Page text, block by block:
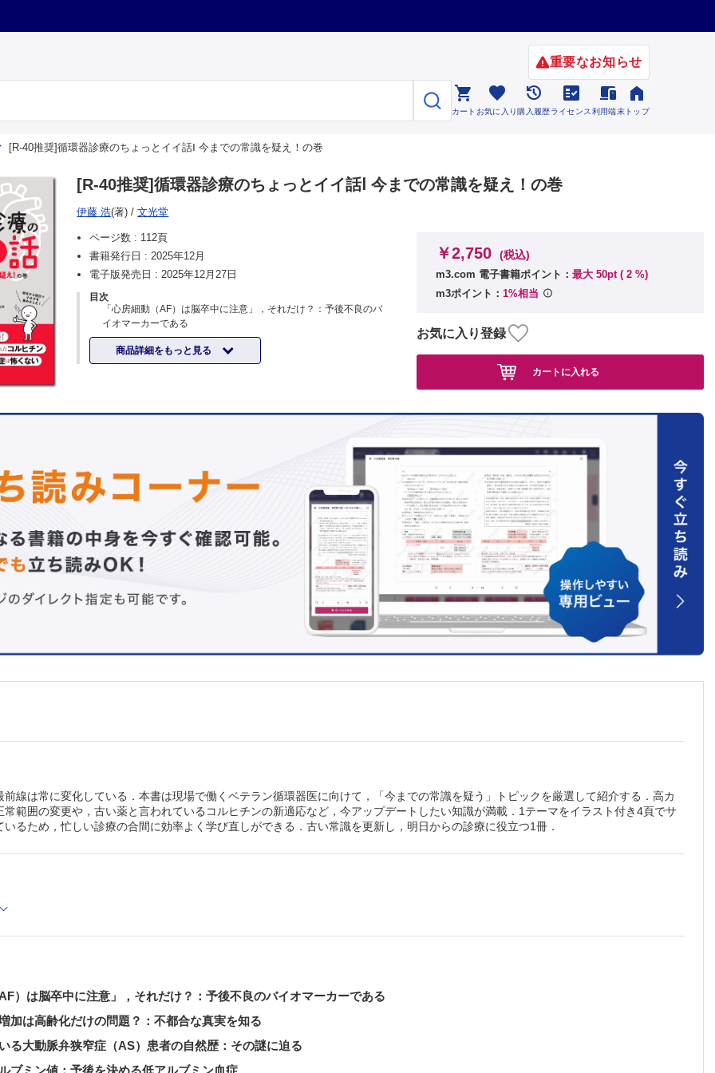
重要なお知らせ

カート

お気に入り

購入履歴

ライセンス

利用端末

トップ
[R-40推奨]循環器診療のちょっとイイ話Ⅰ 今までの常識を疑え！の巻
[R-40推奨]循環器診療のちょっとイイ話Ⅰ 今までの常識を疑え！の巻
伊藤 浩(著) /文光堂
ページ数 : 112頁
書籍発行日 :2025年12月
電子版発売日 :2025年12月27日
目次
「心房細動（AF）は脳卒中に注意」，それだけ？：予後不良のバ
イオマーカーである
心血管疾患の増加は高齢化だけの問題？：不都合な真実を知る
誰でも知っている大動脈弁狭窄症（AS）患者の自然歴：その謎に
迫る
ACE 阻害薬とARB ，第一選択薬はどちら？：ガイドラインは見直
されるか？
MRA は最強の臓器保護薬：知られざるMRA の実力に迫る
揺らぐNYHA 心機能分類
甲状腺ホルモンが正常であれば問題ない？：無症候性甲状腺機能低
糖尿病と心不全：その密接な関係を暴く
心不全の治療は難しくない（1）：左室駆出率の低下した心不全
心不全の治療は難しくない（2）：左室駆出率の保たれた心不全
（HFpEF）編
LDL-C は本当に悪玉？：サクッと解説，LDL の真実
嘘っ， 消炎鎮痛薬（NSAIDs）で心不全？：体液貯留に要注意！
商品詳細をもっと見る
￥2,750 (税込)
m3.com 電子書籍ポイント： 最大 50pt ( 2 %)
m3ポイント： 1%相当
お気に入り登録
カートに入れる
前線は常に変化している．本書は現場で働くベテラン循環器医に向けて，「今までの常識を疑う」トピックを厳選して紹介する．高カ
常範囲の変更や，古い薬と言われているコルヒチンの新適応など，今アップデートしたい知識が満載．1テーマをイラスト付き4頁でサ
いるため，忙しい診療の合間に効率よく学び直しができる．古い常識を更新し，明日からの診療に役立つ1冊．
）は脳卒中に注意」，それだけ？：予後不良のバイオマーカーである
加は高齢化だけの問題？：不都合な真実を知る
る大動脈弁狭窄症（AS）患者の自然歴：その謎に迫る